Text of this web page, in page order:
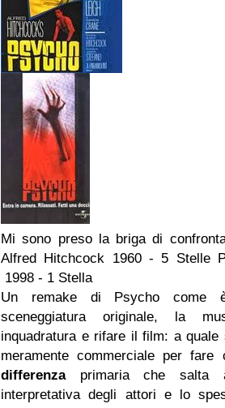
Mi sono preso la briga di
Alfred Hitchcock 1960 - 5 Stelle
1998 - 1 Stella
Un remake di Psycho come
sceneggiatura originale, la
inquadratura e rifare il film: a
meramente commerciale per fare
differenzaprimaria che salta
interpretativa degli attori e lo